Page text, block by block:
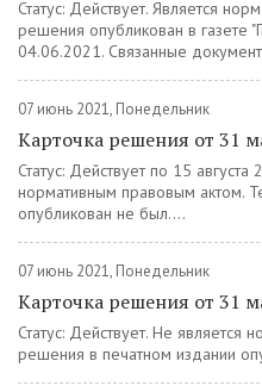
Статус: Действует. Является
решения опубликован в газете
04.06.2021. Связанные
07 июнь 2021, Понедельник
Карточка решения от 31
Статус: Действует по 15
нормативным правовым актом.
опубликован не был....
07 июнь 2021, Понедельник
Карточка решения от 31
Статус: Действует. Не является
решения в печатном издании